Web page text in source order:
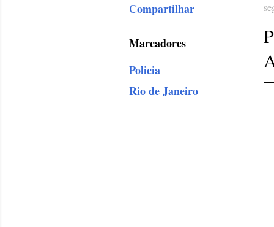
Compartilhar
Marcadores
Policia
Rio de Janeiro